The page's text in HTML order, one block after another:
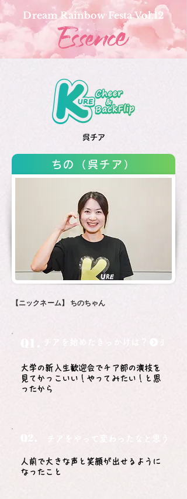
Dream Rainbow Festa Vol.12
呉チア
ちの（呉チア）
【ニックネーム】 ちのちゃん
大学の新入生歓迎会でチア部の演技を
見てかっこいい！やってみたい！と思
ったから
チアをやって変わったなと思うこと
人前で大きな声と笑顔が出せるように
なったこと